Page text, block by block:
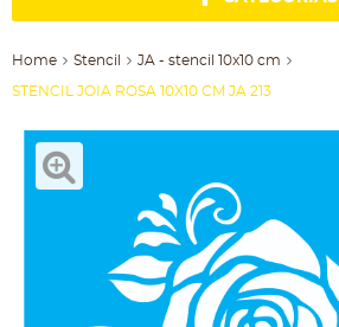
Home Stencil JA - stencil 10x10 cm
STENCIL JOIA ROSA 10X10 CM JA 213